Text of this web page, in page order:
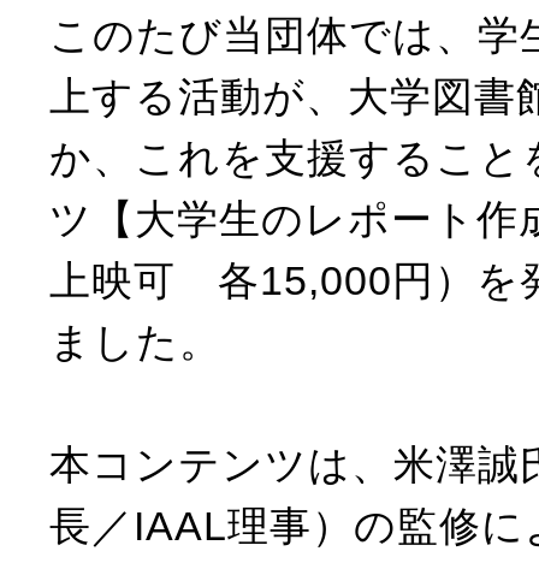
このたび当団体では、
上する活動が、大学図
か、これを支援するこ
ツ【大学生のレポート
上映可 各15,000円）を
ました。
本コンテンツは、米澤誠
長／IAAL理事）の監修